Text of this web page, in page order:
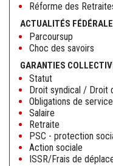
Réforme des
ACTUALITÉS
Parcoursup
Choc des savoirs
GARANTIES
Statut
Droit syndical / Droit
Obligations de service
Salaire
Retraite
PSC - protection
Action sociale
ISSR/Frais de